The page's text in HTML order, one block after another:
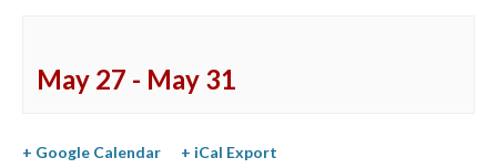
May 27 - May 31
+ Google Calendar + iCal Export